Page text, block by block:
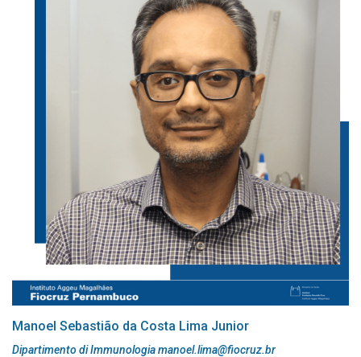
Manoel Sebastião da Costa Lima Junior
Dipartimento di Immunologia manoel.lima@fiocruz.br